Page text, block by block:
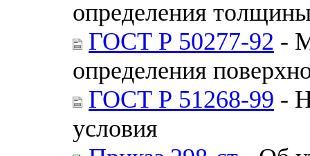
определения
ГОСТ Р 50277-92 -
определения
ГОСТ Р 51268-99 -
условия